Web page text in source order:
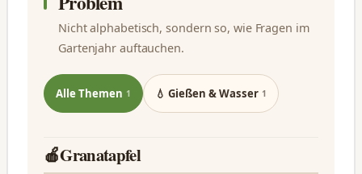
Nicht alphabetisch, sondern so, wie Fragen im
Gartenjahr auftauchen.
Alle Themen 1 💧 Gießen & Wasser 1
🍎Granatapfel